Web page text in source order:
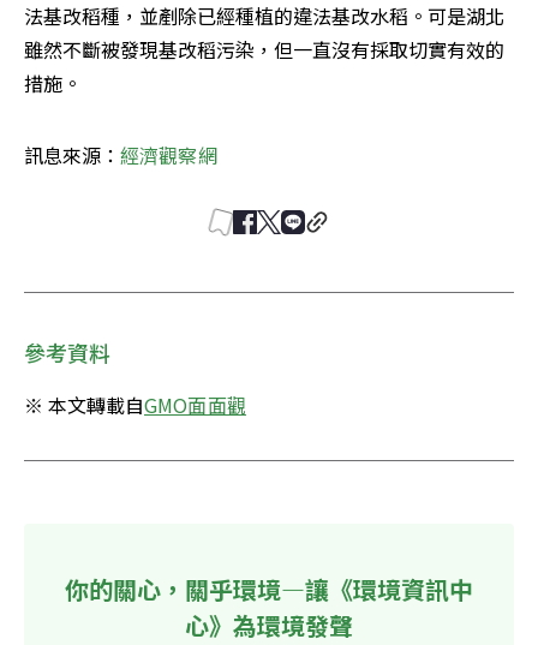
法基改稻種，並剷除已經種植的違法基改水稻。可是湖北
雖然不斷被發現基改稻污染，但一直沒有採取切實有效的
措施。
訊息來源： 經濟觀察網
參考資料
※ 本文轉載自GMO面面觀
你的關心，關乎環境—讓《環境資訊中
心》為環境發聲